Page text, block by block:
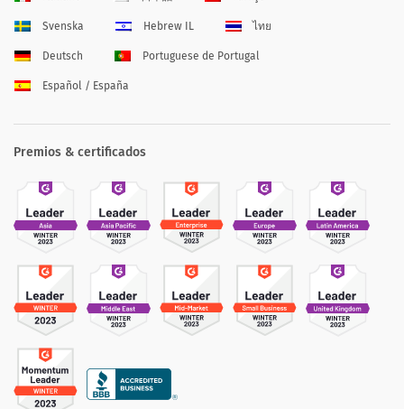
Svenska Hebrew IL ไทย
Deutsch Portuguese de Portugal
Español / España
Premios & certificados